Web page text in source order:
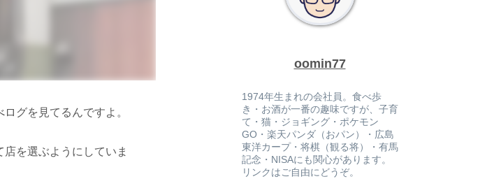
グを見てるんですよ。
を選ぶようにしていま
oomin77
1974年生まれの会社員。食べ歩
き・お酒が一番の趣味ですが、子育
て・猫・ジョギング・ポケモン
GO・楽天パンダ（おパン）・広島
東洋カープ・将棋（観る将）・有馬
記念・NISAにも関心があります。
リンクはご自由にどうぞ。